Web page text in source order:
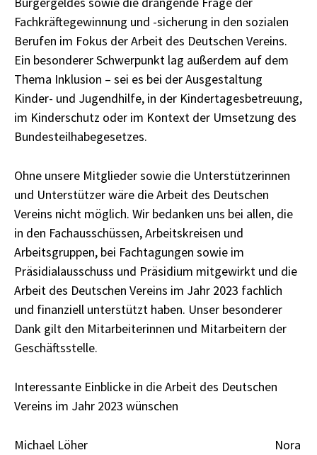
Fachkräftegewinnung und -sicherung in den sozialen
Berufen im Fokus der Arbeit des Deutschen Vereins.
Ein besonderer Schwerpunkt lag außerdem auf dem
Thema Inklusion – sei es bei der Ausgestaltung
Kinder- und Jugendhilfe, in der Kindertagesbetreuung,
im Kinderschutz oder im Kontext der Umsetzung des
Bundesteilhabegesetzes.
Ohne unsere Mitglieder sowie die Unterstützerinnen
und Unterstützer wäre die Arbeit des Deutschen
Vereins nicht möglich. Wir bedanken uns bei allen, die
in den Fachausschüssen, Arbeitskreisen und
Arbeitsgrup­pen, bei Fachtagungen sowie im
Präsidialausschuss und Präsidium mitgewirkt und die
Arbeit des Deutschen Vereins im Jahr 2023 fachlich
und finanziell unterstützt haben. Unser beson­derer
Dank gilt den Mitarbeiterinnen und Mitarbeitern der
Geschäftsstelle.
Interessante Einblicke in die Arbeit des Deutschen
Vereins im Jahr 2023 wünschen
Michael Löher Nora